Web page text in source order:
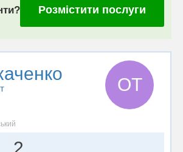
Розмістити послуги
ОТ